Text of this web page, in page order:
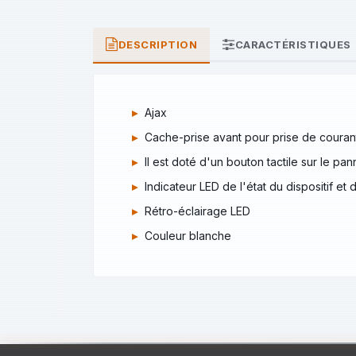
DESCRIPTION CARACTÉRISTIQUES
Ajax
Cache-prise avant pour prise de
Il est doté d'un bouton tactile sur le
Indicateur LED de l'état du dispositif et
Rétro-éclairage LED
Couleur blanche